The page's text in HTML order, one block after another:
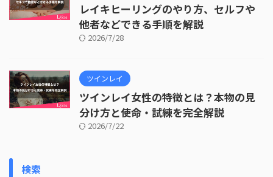
レイキヒーリングのやり方、セルフや
他者などできる手順を解説
2026/7/28
ツインレイ
ツインレイ女性の特徴とは？本物の見
分け方と使命・試練を完全解説
2026/7/22
検索